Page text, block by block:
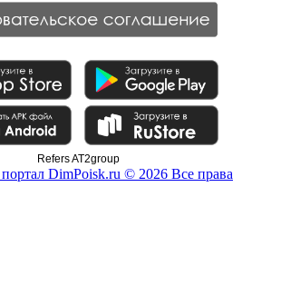
Refers AT2group
DimPoisk.ru © 2026 Все права